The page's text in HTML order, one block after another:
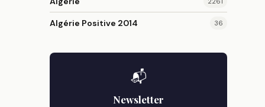
Algérie Positive 2014 36
📬
Newsletter